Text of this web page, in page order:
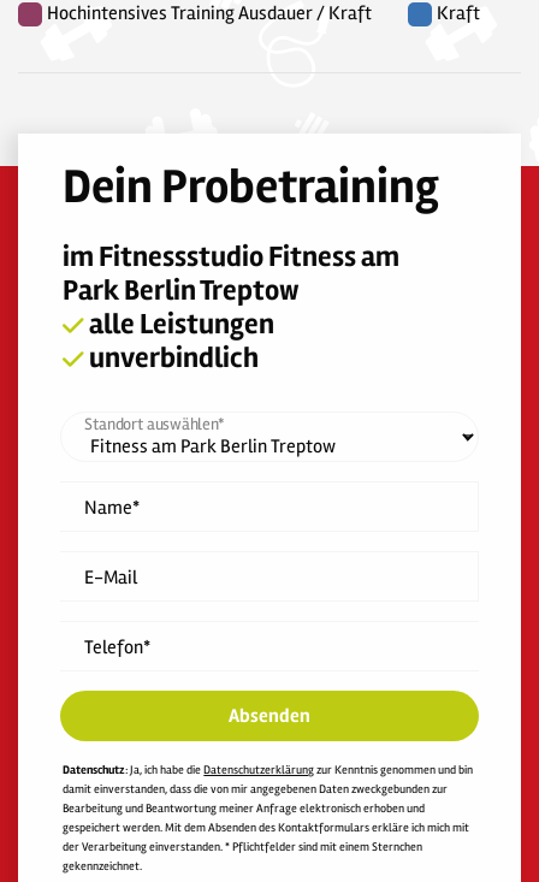
Hochintensives Training Ausdauer / Kraft Kraft
Dein Probetraining
im Fitnessstudio Fitness am
Park Berlin Treptow
alle Leistungen
unverbindlich
Standort auswählen*
Name*
E-Mail
Telefon*
Absenden
Datenschutz: Ja, ich habe die Datenschutzerklärungzur Kenntnis genommen und bin
damit einverstanden, dass die von mir angegebenen Daten zweckgebunden zur
Bearbeitung und Beantwortung meiner Anfrage elektronisch erhoben und
gespeichert werden. Mit dem Absenden des Kontaktformulars erkläre ich mich mit
der Verarbeitung einverstanden. * Pflichtfelder sind mit einem Sternchen
gekennzeichnet.